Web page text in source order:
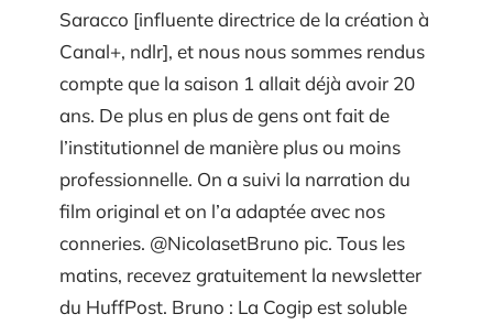
Saracco [influente directrice de la création à
Canal+, ndlr], et nous nous sommes rendus
compte que la saison 1 allait déjà avoir 20
ans. De plus en plus de gens ont fait de
l’institutionnel de manière plus ou moins
professionnelle. On a suivi la narration du
film original et on l’a adaptée avec nos
conneries. @NicolasetBruno pic. Tous les
matins, recevez gratuitement la newsletter
du HuffPost. Bruno : La Cogip est soluble